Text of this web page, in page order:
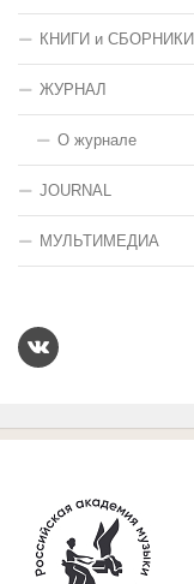
КНИГИ и СБОРНИКИ
ЖУРНАЛ
О журнале
JOURNAL
МУЛЬТИМЕДИА